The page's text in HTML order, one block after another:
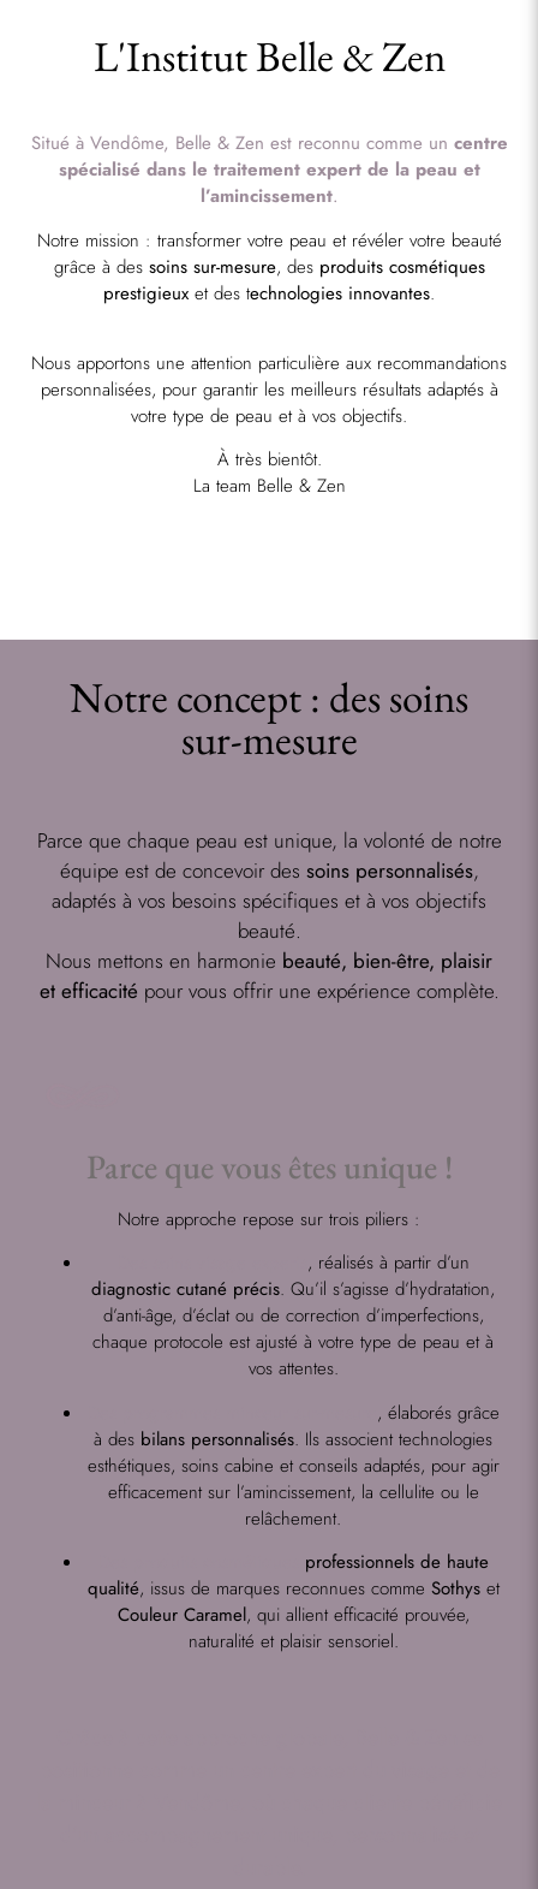
L'Institut Belle & Zen
Situé à Vendôme, Belle & Zen est reconnu comme un centre
spécialisé dans le traitement expert de la peau et
l’amincissement.
Notre mission : transformer votre peau et révéler votre beauté
grâce à des soins sur-mesure, des produits cosmétiques
prestigieux et des technologies innovantes.
Nous apportons une attention particulière aux recommandations
personnalisées, pour garantir les meilleurs résultats adaptés à
votre type de peau et à vos objectifs.
À très bientôt.
La team Belle & Zen
Notre concept : des soins
sur-mesure
Parce que chaque peau est unique, la volonté de notre
équipe est de concevoir des soins personnalisés,
adaptés à vos besoins spécifiques et à vos objectifs
beauté.
Nous mettons en harmonie beauté, bien-être, plaisir
et efficacité pour vous offrir une expérience complète.
Parce que vous êtes unique !
Notre approche repose sur trois piliers :
, réalisés à partir d’un
diagnostic cutané précis. Qu’il s’agisse d’hydratation,
d’anti-âge, d’éclat ou de correction d’imperfections,
chaque protocole est ajusté à votre type de peau et à
vos attentes.
, élaborés grâce
à des bilans personnalisés. Ils associent technologies
esthétiques, soins cabine et conseils adaptés, pour agir
efficacement sur l’amincissement, la cellulite ou le
relâchement.
professionnels de haute
qualité, issus de marques reconnues comme Sothyset
Couleur Caramel, qui allient efficacité prouvée,
naturalité et plaisir sensoriel.